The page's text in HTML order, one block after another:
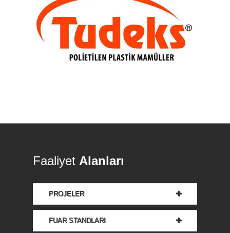
Faaliyet Alanları
PROJELER
FUAR STANDLARI